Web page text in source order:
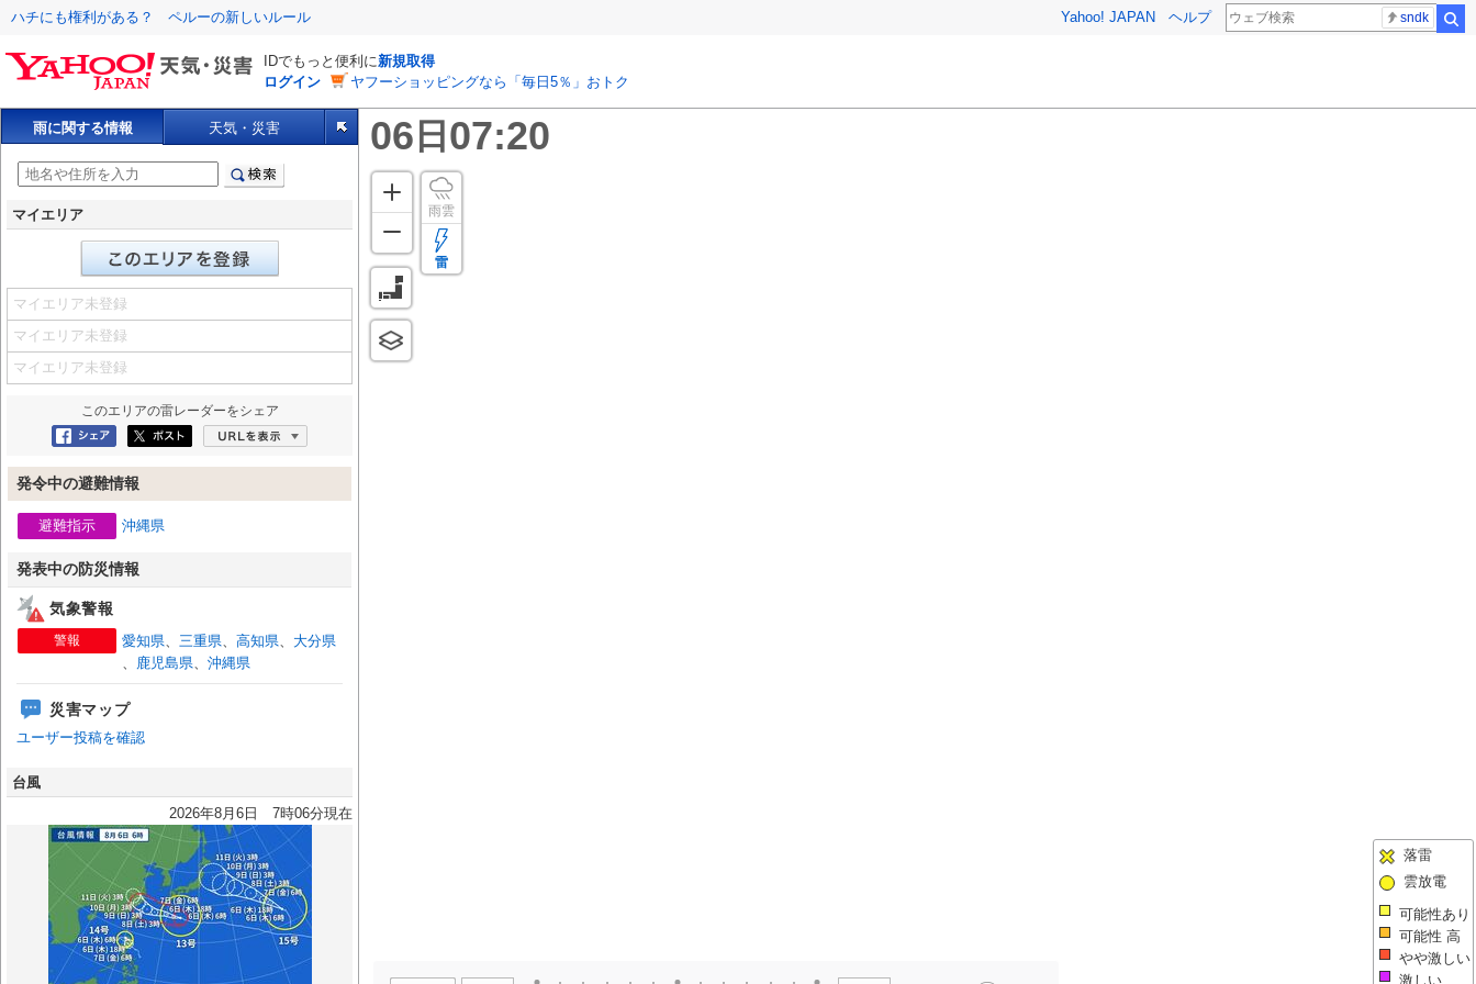
ハチにも権利がある？ ペルーの新しいルール Yahoo! JAPAN ヘルプ sndk
IDでもっと便利に新規取得
ログイン
ヤフーショッピングなら「毎日5％」おトク
雨に関する情報 天気・災害
マイエリア
マイエリア未登録
マイエリア未登録
マイエリア未登録
このエリアの雷レーダーをシェア
Facebookにシェア
ポスト
発令中の避難情報
避難指示 沖縄県
発表中の防災情報
気象警報
警報 愛知県、 三重県、 高知県、 大分県
、 鹿児島県、 沖縄県
災害マップ
ユーザー投稿を確認
台風
2026年8月6日 7時06分現在
雨雲
雷
06 日 07:20
落雷
雲放電
可能性あり
可能性 高
やや激しい
激しい